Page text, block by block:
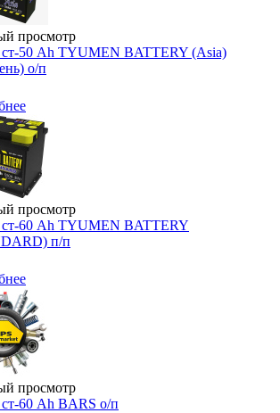
просмотр
50 Аh TYUMEN BATTERY (Asia)
о/п
просмотр
60 Ah TYUMEN BATTERY
п/п
просмотр
60 Ah BARS о/п